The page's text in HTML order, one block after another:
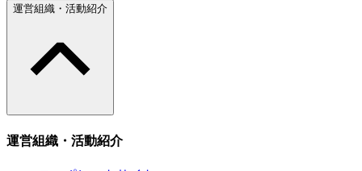
運営組織・活動紹介
運営組織・活動紹介